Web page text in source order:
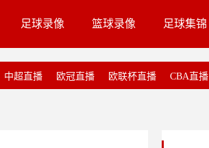
足球录像 篮球录像 足球集锦
中超直播 欧冠直播 欧联杯直播 CBA直播